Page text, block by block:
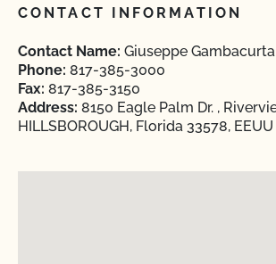
CONTACT INFORMATION
Contact Name: Giuseppe Gambacurta
Phone: 817-385-3000
Fax: 817-385-3150
Address: 8150 Eagle Palm Dr. ,
HILLSBOROUGH, Florida 33578, EEUU